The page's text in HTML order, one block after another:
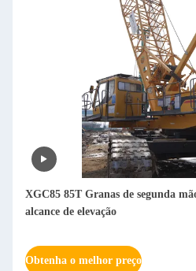
XGC85 85T Granas de segunda
alcance de elevação
Obtenha o melhor preço